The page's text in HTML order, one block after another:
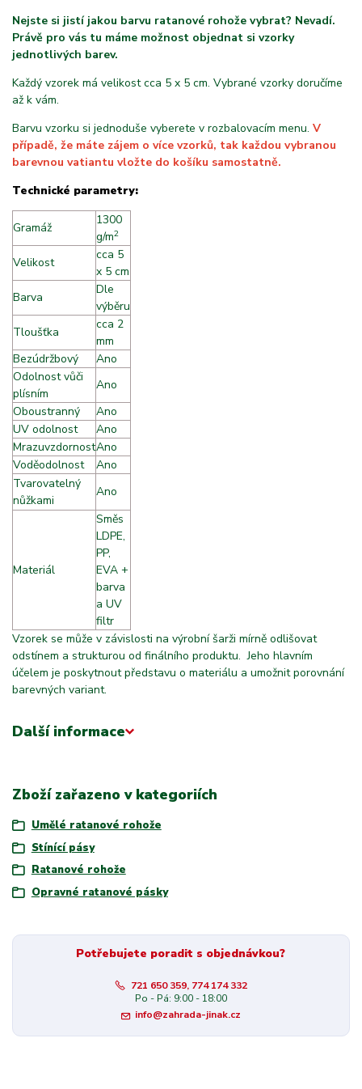
Nejste si jistí jakou barvu ratanové rohože vybrat? Nevadí.
Právě pro vás tu máme možnost objednat si vzorky
jednotlivých barev.
Každý vzorek má velikost cca 5 x 5 cm. Vybrané vzorky doručíme
až k vám.
Barvu vzorku si jednoduše vyberete v rozbalovacím menu. V
případě, že máte zájem o více vzorků, tak každou vybranou
barevnou vatiantu vložte do košíku samostatně.
Technické parametry:
Gramáž
1300
g/m2
Velikost
cca 5
x 5 cm
Barva
Dle
výběru
Tloušťka
cca 2
mm
Bezúdržbový
Ano
Odolnost vůči
plísním
Ano
Oboustranný
Ano
UV odolnost
Ano
MrazuvzdornostAno
Voděodolnost
Ano
Tvarovatelný
nůžkami
Ano
Materiál
Směs
LDPE,
PP,
EVA +
barva
a UV
filtr
Vzorek se může v závislosti na výrobní šarži mírně odlišovat
odstínem a strukturou od finálního produktu. Jeho hlavním
účelem je poskytnout představu o materiálu a umožnit porovnání
barevných variant.
Další informace
Zboží zařazeno v kategoriích
Umělé ratanové rohože
Stínící pásy
Ratanové rohože
Opravné ratanové pásky
Potřebujete poradit s objednávkou?
721 650 359, 774 174 332
Po - Pá: 9:00 - 18:00
info@zahrada-jinak.cz